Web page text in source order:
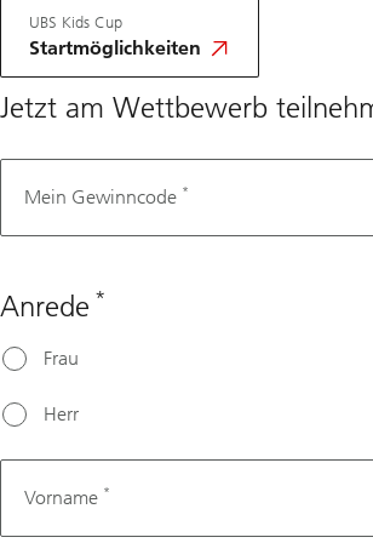
UBS Kids Cup
Startmöglichkeiten
Homepage
UBS
Kids
Jetzt am Wettbewerb
Fax number
Mein Gewinncode *
Anrede *
Frau
Herr
Vorname *